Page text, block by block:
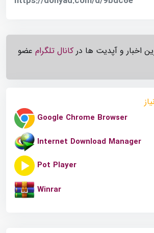
اخبار و آپدیت ها در کانال تلگرام عضو
Google Chrome Browser
Internet Download Manager
Pot Player
Winrar